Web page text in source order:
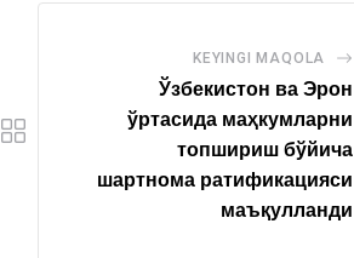
KEYINGI MAQOLA
Ўзбекистон ва Эрон
ўртасида маҳкумларни
топшириш бўйича
шартнома ратификацияси
маъқулланди